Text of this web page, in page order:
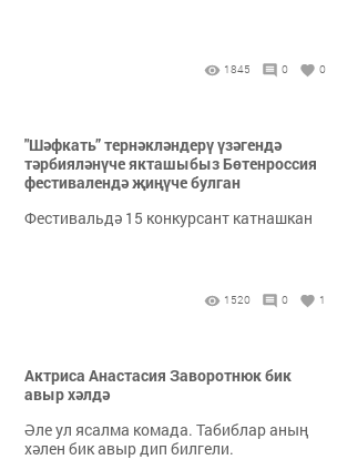
1845 0 0
"Шәфкать” тернәкләндерү үзәгендә
тәрбияләнүче якташыбыз Бөтенроссия
фестивалендә җиңүче булган
Фестивальдә 15 конкурсант катнашкан
1520 0 1
Актриса Анастасия Заворотнюк бик
авыр хәлдә
Әле ул ясалма комада. Табиблар аның
хәлен бик авыр дип билгели.